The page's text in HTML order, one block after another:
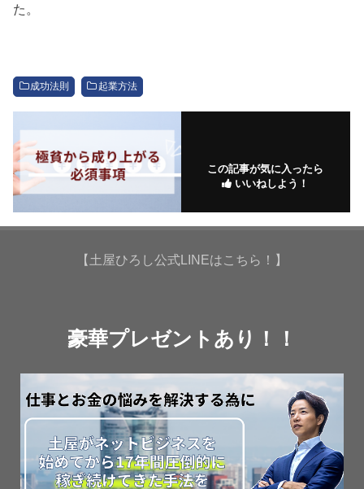
た。
成功法則 起業方法
この記事が気に入ったら
いいねしよう！
【土屋ひろし公式LINEはこちら！】
豪華プレゼントあり！！